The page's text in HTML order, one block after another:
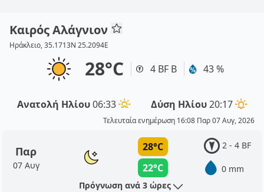
Καιρός Αλάγνιον
Ηράκλειο, 35.1713N 25.2094E
28°C 4 BF Β 43 %
Ανατολή Ηλίου06:33 Δύση Ηλίου20:17
Τελευταία ενημέρωση 16:08 Παρ 07 Αυγ, 2026
Παρ
07 Αυγ
28°C
22°C
2 - 4 BF
0 mm
Πρόγνωση ανά 3 ώρες